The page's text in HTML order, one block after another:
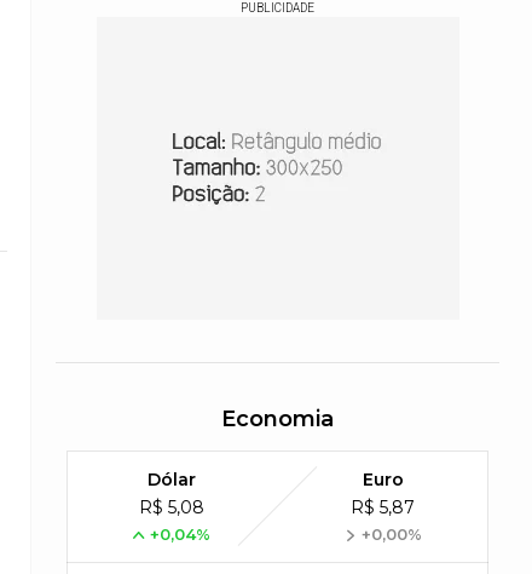
PUBLICIDADE
Economia
Dólar
R$ 5,08
+0,04%
Euro
R$ 5,87
+0,00%